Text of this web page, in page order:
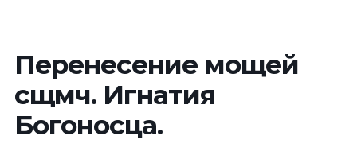
Перенесение мощей
сщмч. Игнатия
Богоносца.